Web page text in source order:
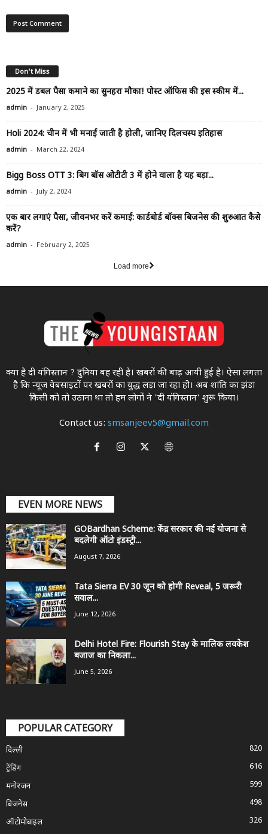
Don't Miss
2025 में डबल पैसा कमाने का सुनहरा मौका! पोस्ट ऑफिस की इस स्कीम में...
admin - January 2, 2025
Holi 2024: चीन में भी मनाई जाती है होली, जानिए दिलचस्प इतिहास
admin - March 22, 2024
Bigg Boss OTT 3: बिग बॉस ओटीटी 3 में होने वाला है यह बड़ा...
admin - July 2, 2024
एक बार लगाएं पैसा, जीवनभर करें कमाई: कार्डबोर्ड बॉक्स बिजनेस की शुरुआत कैसे
करें?
admin - February 2, 2025
Load more
क्या है दी यंगिस्तान ? दुनिया बह रही है। खबरों की बाढ़ आयी हुई है। ऐसा लगता
है कि न्यूज वेबसाइटों पर खबरों का युद्ध लड़ा जा रहा होे। अब शांति का झंडा
किसी को तो उठाना था ताे हम लोगों ने 'दी यंगिस्तान' शुरू किया।
Contact us: smsanjeev5@gmail.com
EVEN MORE NEWS
GOBardhan Scheme: केंद्र सरकार की नई योजना से
बदलेगी ऑटो इंडस्ट्री...
August 7, 2026
Tata Sierra EV 30 जून को होगी Reveal, 5 जरूरी
सवाल...
June 12, 2026
Delhi Hotel Fire: Flourish Stay के मालिक लवकेश
बजाज का निकला...
June 5, 2026
POPULAR CATEGORY
दिल्ली
820
ट्रेंडिंग
616
मनोरंजन
599
बिजनेस
498
ऑटोमोबाइल
326